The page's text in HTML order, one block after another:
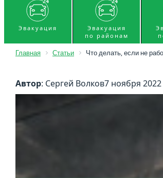
Эвакуация
Эвакуация
по районам
Главная Статьи Что делать, если не
Автор: Сергей Волков7 ноября